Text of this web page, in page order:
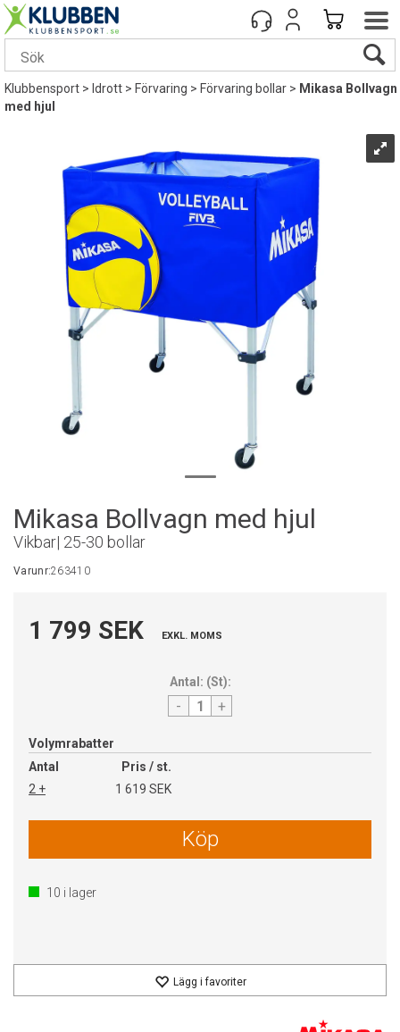
Klubbensport> Idrott>Förvaring>Förvaring bollar> Mikasa Bollvagn
med hjul
Mikasa Bollvagn med hjul
Vikbar| 25-30 bollar
Varunr:263410
1 799 SEK EXKL. MOMS
Antal: (St):
- +
Volymrabatter
Antal
Pris / st.
2 +
1 619 SEK
Köp
10 i lager
Lägg i favoriter